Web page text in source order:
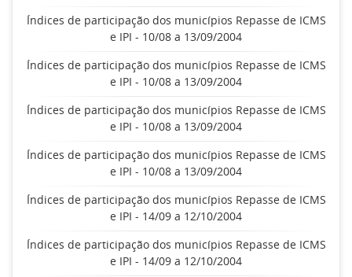
Índices de participação dos municípios Repasse de ICMS
e IPI - 10/08 a 13/09/2004
Índices de participação dos municípios Repasse de ICMS
e IPI - 10/08 a 13/09/2004
Índices de participação dos municípios Repasse de ICMS
e IPI - 10/08 a 13/09/2004
Índices de participação dos municípios Repasse de ICMS
e IPI - 10/08 a 13/09/2004
Índices de participação dos municípios Repasse de ICMS
e IPI - 14/09 a 12/10/2004
Índices de participação dos municípios Repasse de ICMS
e IPI - 14/09 a 12/10/2004